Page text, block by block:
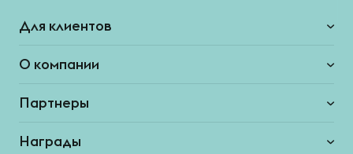
Для клиентов
О компании
Партнеры
Награды